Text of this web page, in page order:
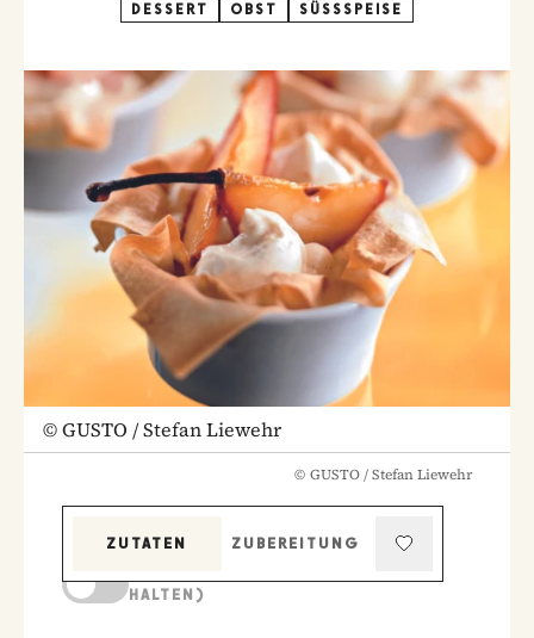
DESSERT
OBST SÜSSSPEISE
©GUSTO / Stefan Liewehr
© GUSTO / Stefan Liewehr
ZUTATEN
ZUBEREITUNG
HALTEN)